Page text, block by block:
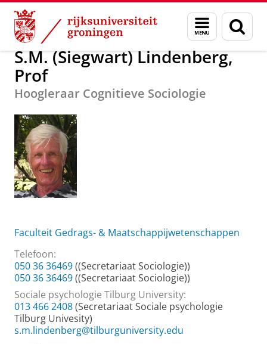
Skip
Content
Skip
Navigation
Menu
en
zoeken
Over ons S.M. (Siegwart) Lindenberg, Prof
S.M. (Siegwart) Lindenberg,
Prof
Hoogleraar Cognitieve Sociologie
Faculteit Gedrags- & Maatschappijwetenschappen
Telefoon:
050 36 36469((Secretariaat Sociologie))
050 36 36469((Secretariaat Sociologie))
Sociale psychologie Tilburg University:
013 466 2408(Secretariaat Sociale psychologie
Tilburg Univesity)
s.m.lindenberg@tilburguniversity.edu